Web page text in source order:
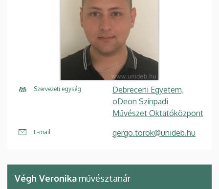
Szervezeti egység
Debreceni Egyetem,
oDeon Színpadi
Művészet Oktatóközpont
E-mail gergo.torok@unideb.hu
Végh Veronika művésztanár